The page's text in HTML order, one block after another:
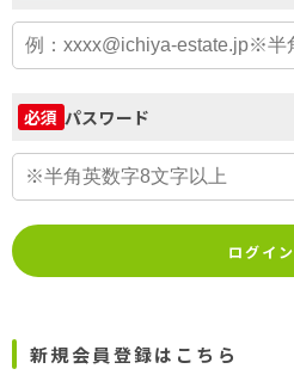
必須 パスワード
ログイン
新規会員登録はこちら